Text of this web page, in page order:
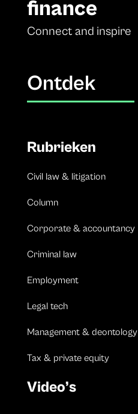
finance
Connect and inspire
Ontdek
Rubrieken
Civil law & litigation
Column
Corporate & accountancy
Criminal law
Employment
Legal tech
Management & deontology
Tax & private equity
Video’s